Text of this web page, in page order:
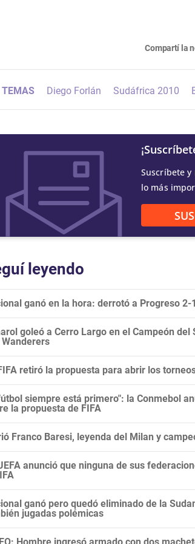
Compartí la
TEMAS Diego Forlán Sudáfrica 2010
Suscríbete
lo más
leyendo
ganó en la hora: derrotó a Progreso
goleó a Cerro Largo en el Campeón
retiró la propuesta para abrir los
siempre está primero": la Conmebol
la propuesta de FIFA
Franco Baresi, leyenda del Milan y
anunció que ninguna de sus
ganó pero quedó eliminado de la
jugadas polémicas